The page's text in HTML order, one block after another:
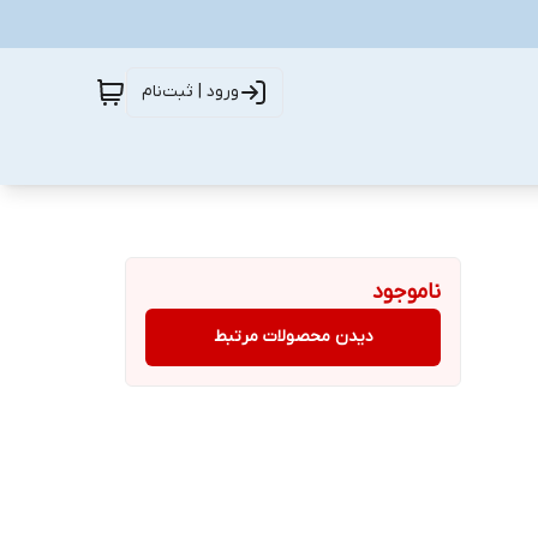
ورود | ثبت‌نام
ناموجود
دیدن محصولات مرتبط